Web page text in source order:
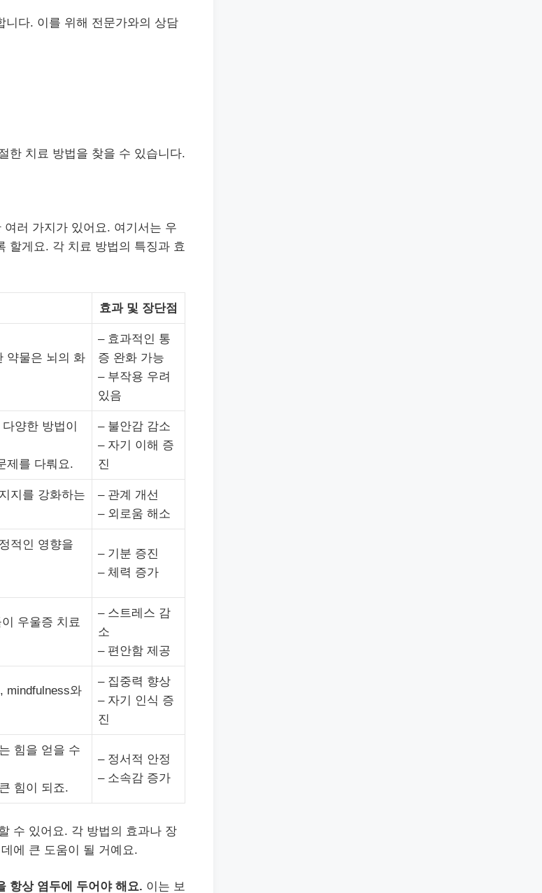
니다. 이를 위해 전문가와의 상담
한 치료 방법을 찾을 수 있습니다.
러 가지가 있어요. 여기서는 우
할게요. 각 치료 방법의 특징과 효
효과 및 장단점
약물은 뇌의 화
– 효과적인 통
증 완화 가능
– 부작용 우려
있음
양한 방법이
제를 다뤄요.
– 불안감 감소
– 자기 이해 증
진
지를 강화하는
– 관계 개선
– 외로움 해소
적인 영향을
– 기분 증진
– 체력 증가
우울증 치료
– 스트레스 감
소
– 편안함 제공
mindfulness와
– 집중력 향상
– 자기 인식 증
진
힘을 얻을 수
힘이 되죠.
– 정서적 안정
– 소속감 증가
수 있어요. 각 방법의 효과나 장
에 큰 도움이 될 거예요.
항상 염두에 두어야 해요. 이는 보